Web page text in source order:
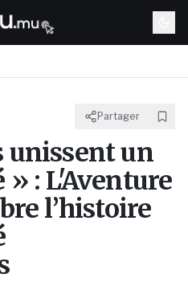
Partager
unissent un
: L'Aventure
l’histoire